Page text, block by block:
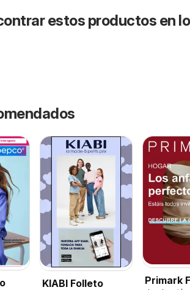
estos productos en
KIABI Folleto
Primark